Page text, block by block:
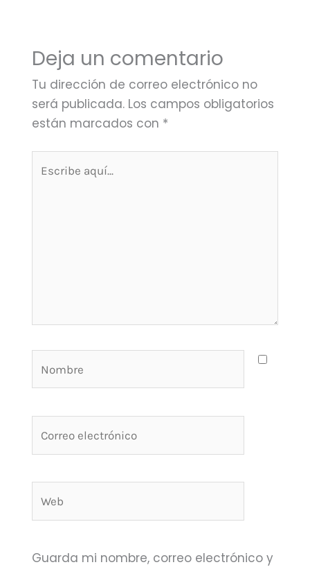
Deja un comentario
Tu dirección de correo electrónico no
será publicada. Los campos obligatorios
están marcados con *
aquí...
electrónico
Guarda mi nombre, correo electrónico y